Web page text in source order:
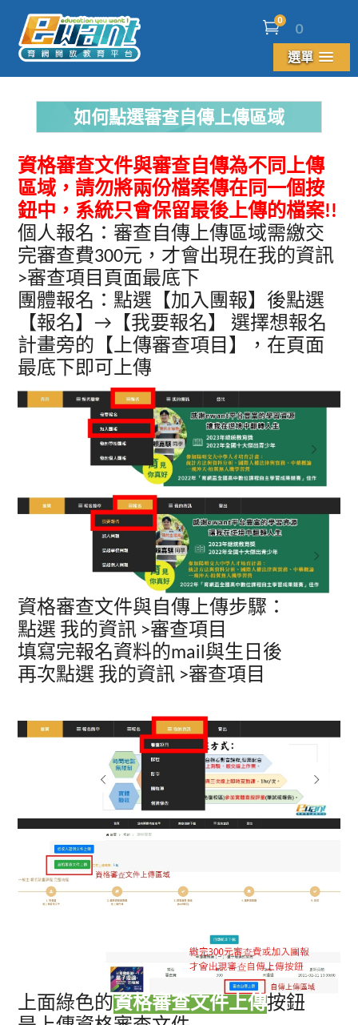
0 0
選單
如何點選審查自傳上傳區域
資格審查文件與審查自傳為不同上傳
區域，請勿將兩份檔案傳在同一個按
鈕中，系統只會保留最後上傳的檔案!!
個人報名：審查自傳上傳區域需繳交
完審查費300元，才會出現在我的資訊
>審查項目頁面最底下
團體報名：點選【加入團報】後點選
【報名】→【我要報名】 選擇想報名
計畫旁的【上傳審查項目】，在頁面
最底下即可上傳
資格審查文件與自傳上傳步驟：
點選 我的資訊 >審查項目
填寫完報名資料的mail與生日後
再次點選 我的資訊 >審查項目
上面綠色的資格審查文件上傳按鈕